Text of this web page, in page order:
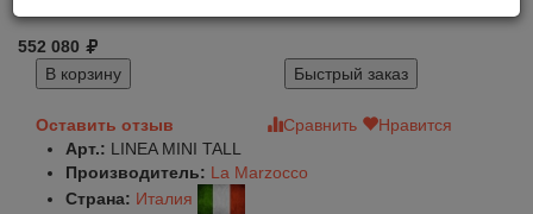
552 080
В корзину
Быстрый заказ
Оставить отзыв Сравнить
Нравится
Арт.: LINEA MINI TALL
Производитель: La Marzocco
Страна: Италия